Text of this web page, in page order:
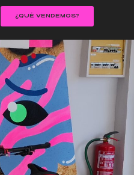
¿QUÉ VENDEMOS?